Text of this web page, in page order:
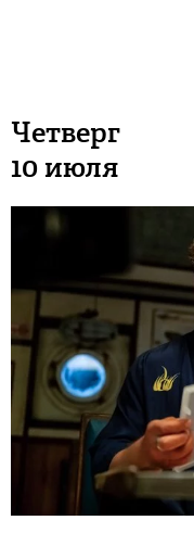
Четверг
10 июля